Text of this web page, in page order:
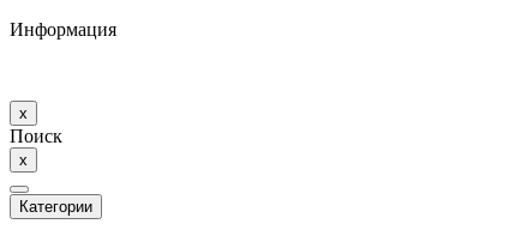
Информация
x
Поиск
x
Категории